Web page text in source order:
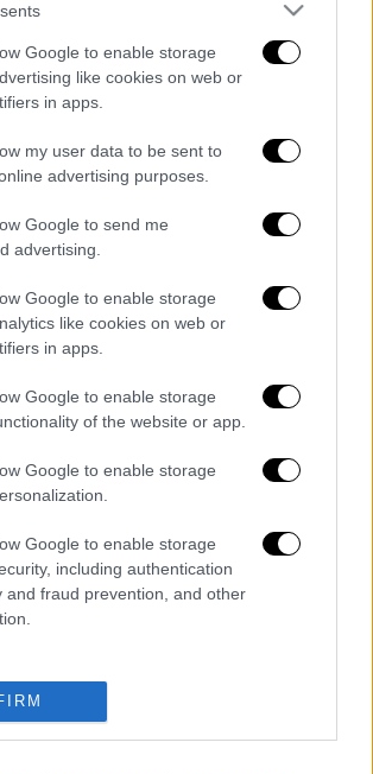
Google to enable storage
like cookies on web or
in apps.
my user data to be sent to
advertising purposes.
Google to send me
advertising.
Google to enable storage
like cookies on web or
in apps.
Google to enable storage
of the website or app.
Google to enable storage
Google to enable storage
including authentication
and fraud prevention, and other
στην Μονάδα Εντατικής
Γενικού Νοσοκομείου
και κατέληξε.
για την φερόμενη
– Τι αναφέρουν οι Τούρκοι
ελλείψεις στα
Η εξήγηση που δίνει ο Θάνος
- Δείτε τις φωτογραφίες
στην Κωνσταντινούπολη – Ο
τις στιγμές φρίκης
χρόνο μετά το απόγειο ο
πτωχεύσεις εταιρειών
Εκτελέσεις, συλλήψεις και νέοι
περιορισμοί: Το Ιράν σκληραίνει τη γραμμή
στο εσωτερικό εν μέσω πολέμου